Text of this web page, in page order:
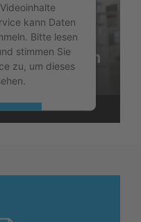
kann Daten
Bitte lesen
stimmen Sie
zu, um dieses
Consent